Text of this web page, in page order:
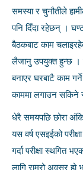
समस्या र चुनौतीले
पनि दिँदा रहेछन् ।
बैठकबाट काम
लैजानु उपयुक्त हुन्छ ।
बनाएर घरबाटै काम
काममा लगाउन सकिने
धेरै समयपछि छोरा
यस वर्ष एसइईको
गर्दा परीक्षा स्थगित
लागि राम्रो अवसर हो